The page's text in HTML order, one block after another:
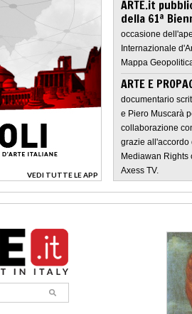
VEDI TUTTE LE APP
>
ARTE.it
della 61ª
occasione
Internazionale
Mappa
ARTE E
documentario
e Piero Muscarà
collaborazione
grazie all'accordo
Mediawan Rights
Axess TV.